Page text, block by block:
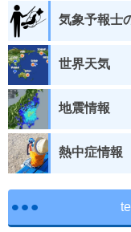
気象予報士
世界天気
地震情報
熱中症情報